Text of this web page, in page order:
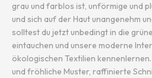
grau und farblos ist, unförmige und
und sich auf der Haut unangenehm
solltest du jetzt unbedingt in die
eintauchen und unsere moderne
ökologischen Textilien
und fröhliche Muster, raffinierte